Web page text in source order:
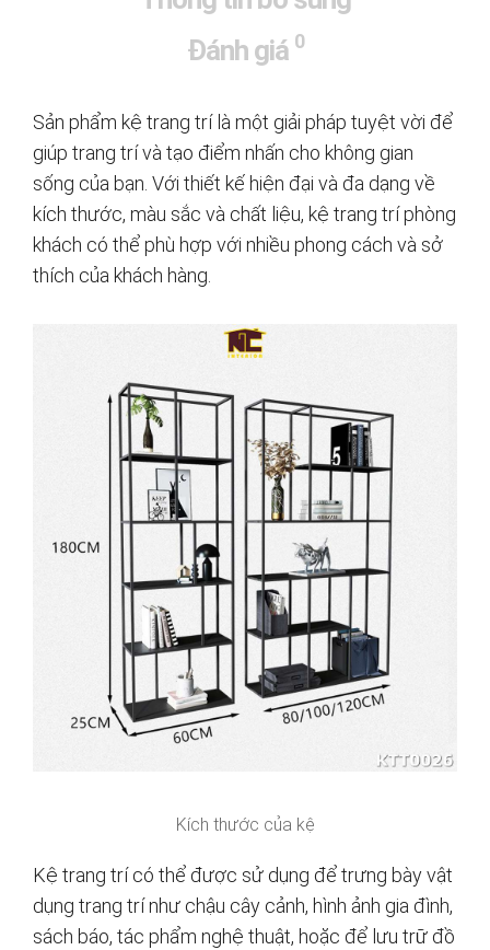
Đánh giá 0
Sản phẩm kệ trang trí là một giải pháp tuyệt vời để
giúp trang trí và tạo điểm nhấn cho không gian
sống của bạn. Với thiết kế hiện đại và đa dạng về
kích thước, màu sắc và chất liệu, kệ trang trí phòng
khách có thể phù hợp với nhiều phong cách và sở
thích của khách hàng.
Kích thước của kệ
Kệ trang trí có thể được sử dụng để trưng bày vật
dụng trang trí như chậu cây cảnh, hình ảnh gia đình,
sách báo, tác phẩm nghệ thuật, hoặc để lưu trữ đồ